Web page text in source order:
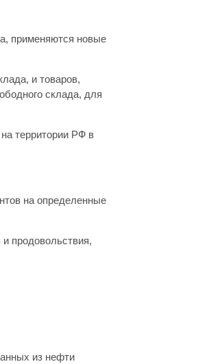
применяются новые
и товаров,
склада, для
территории РФ в
на определенные
продовольствия,
из нефти